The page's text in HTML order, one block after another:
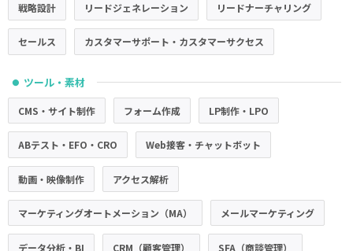
戦略設計 リードジェネレーション リードナーチャリング
セールス カスタマーサポート・カスタマーサクセス
● ツール・素材
CMS・サイト制作 フォーム作成 LP制作・LPO
ABテスト・EFO・CRO Web接客・チャットボット
動画・映像制作 アクセス解析
マーケティングオートメーション（MA） メールマーケティング
データ分析・BI CRM（顧客管理） SFA（商談管理）